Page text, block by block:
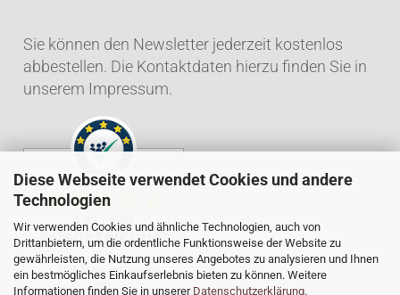
Diese Webseite verwendet Cookies und andere
Technologien
Wir verwenden Cookies und ähnliche Technologien, auch von
Drittanbietern, um die ordentliche Funktionsweise der Website zu
gewährleisten, die Nutzung unseres Angebotes zu analysieren und Ihnen
ein bestmögliches Einkaufserlebnis bieten zu können. Weitere
Informationen finden Sie in unserer Datenschutzerklärung.
Sie können den Newsletter jederzeit kostenlos
abbestellen. Die Kontaktdaten hierzu finden Sie in
unserem Impressum.